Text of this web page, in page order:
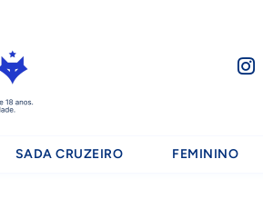
SADA CRUZEIRO FEMININO